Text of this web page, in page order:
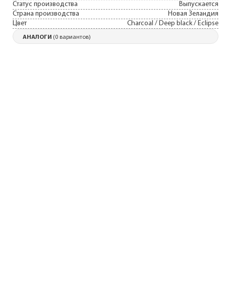
Статус производства
Выпускается
Страна производства
Новая Зеландия
Цвет
Charcoal / Deep black / Eclipse
АНАЛОГИ (0 вариантов)